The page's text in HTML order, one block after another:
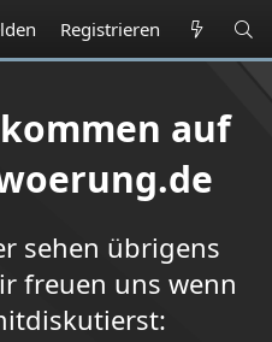
Registrieren
auf
sehen übrigens
freuen uns wenn